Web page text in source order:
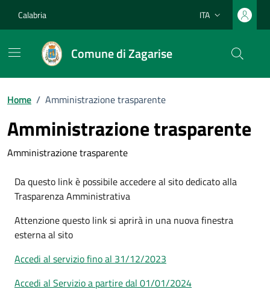
Calabria Lingua attiva:
ITA
Comune di Zagarise
Home / Amministrazione trasparente
Amministrazione trasparente
Amministrazione trasparente
Da questo link è possibile accedere al sito dedicato alla
Trasparenza Amministrativa
Attenzione questo link si aprirà in una nuova finestra
esterna al sito
Accedi al servizio fino al 31/12/2023
Accedi al Servizio a partire dal 01/01/2024